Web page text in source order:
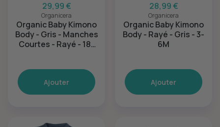
29,99 €
Organicera
Organic Baby Kimono
Body - Gris - Manches
Courtes - Rayé - 18-
Ajouter
28,99 €
Organicera
Organic Baby Kimono
Body - Rayé - Gris - 3-
6M
Ajouter